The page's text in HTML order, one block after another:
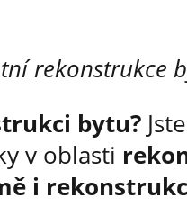
rekonstrukce
bytu?
v oblasti
i